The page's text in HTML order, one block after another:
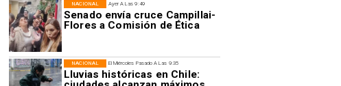
Ayer A Las 9:49
Senado envía cruce Campillai-
Flores a Comisión de Ética
NACIONAL
El Miércoles Pasado A Las 9:35
Lluvias históricas en Chile:
NACIONAL